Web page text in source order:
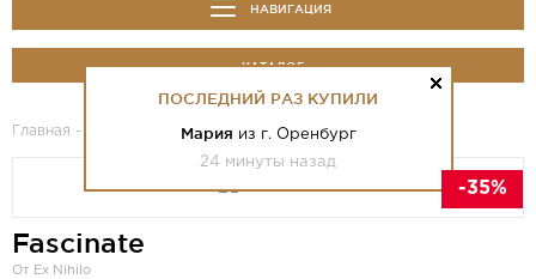
НАВИГАЦИЯ
КАТАЛОГ
Главная - - Fascinate
-35%
ПОСЛЕДНИЙ РАЗ КУПИЛИ
Мария из г. Оренбург
24 минуты назад
Fascinate
От Ex Nihilo